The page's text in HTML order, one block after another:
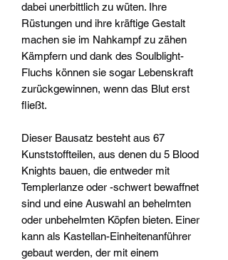
dabei unerbittlich zu wüten. Ihre
Rüstungen und ihre kräftige Gestalt
machen sie im Nahkampf zu zähen
Kämpfern und dank des Soulblight-
Fluchs können sie sogar Lebenskraft
zurückgewinnen, wenn das Blut erst
fließt.
Dieser Bausatz besteht aus 67
Kunststoffteilen, aus denen du 5 Blood
Knights bauen, die entweder mit
Templerlanze oder -schwert bewaffnet
sind und eine Auswahl an behelmten
oder unbehelmten Köpfen bieten. Einer
kann als Kastellan-Einheitenanführer
gebaut werden, der mit einem